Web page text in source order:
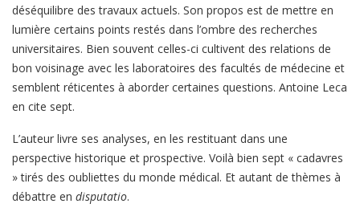
déséquilibre des travaux actuels. Son propos est de mettre en
lumière certains points restés dans l’ombre des recherches
universitaires. Bien souvent celles-ci cultivent des relations de
bon voisinage avec les laboratoires des facultés de médecine et
semblent réticentes à aborder certaines questions. Antoine Leca
en cite sept.
L’auteur livre ses analyses, en les restituant dans une
perspective historique et prospective. Voilà bien sept « cadavres
» tirés des oubliettes du monde médical. Et autant de thèmes à
débattre en disputatio.